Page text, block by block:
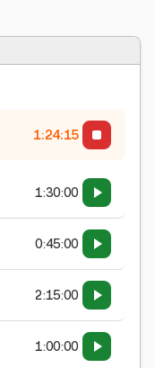
1:24:15
1:30:00
0:45:00
2:15:00
1:00:00